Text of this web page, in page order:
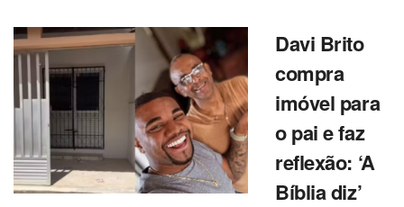
Davi Brito
compra
imóvel para
o pai e faz
reflexão: ‘A
Bíblia diz’